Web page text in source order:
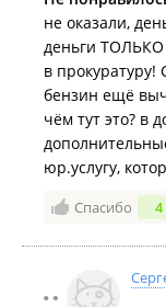
не оказали,
деньги ТОЛЬКО
в
бензин ещё
чём тут это? в
юр.услугу,
Спасибо 4